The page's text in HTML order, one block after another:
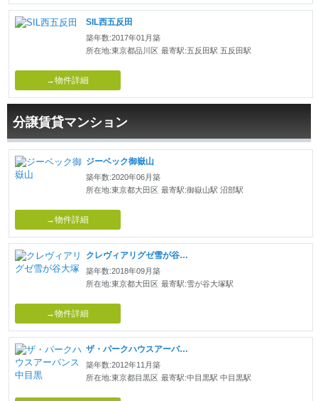
SIL西五反田
築年数:2017年01月築
所在地:東京都品川区 最寄駅:五反田駅 五反田駅
→物件詳細
分譲賃貸マンション
ジーベック御嶽山
築年数:2020年06月築
所在地:東京都大田区 最寄駅:御嶽山駅 沼部駅
→物件詳細
クレヴィアリグゼ雪が谷大塚
築年数:2018年09月築
所在地:東京都大田区 最寄駅:雪が谷大塚駅
→物件詳細
ザ・パークハウスアーバンス中目黒
築年数:2012年11月築
所在地:東京都目黒区 最寄駅:中目黒駅 中目黒駅